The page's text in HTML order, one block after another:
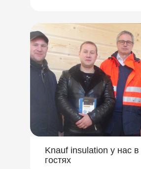
Knauf insulation у нас в
гостях